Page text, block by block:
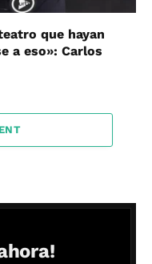
que hayan
a eso»: Carlos